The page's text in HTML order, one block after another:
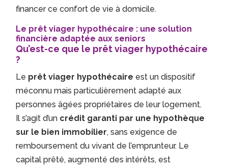
financer ce confort de vie à domicile.
Le prêt viager hypothécaire : une solution
financière adaptée aux seniors
Qu’est-ce que le prêt viager hypothécaire
?
Le prêt viager hypothécaire est un dispositif
méconnu mais particulièrement adapté aux
personnes âgées propriétaires de leur logement.
Il s’agit d’un crédit garanti par une hypothèque
sur le bien immobilier, sans exigence de
remboursement du vivant de l’emprunteur. Le
capital prêté, augmenté des intérêts, est